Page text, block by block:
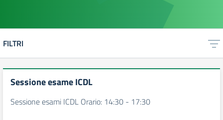
FILTRI
Sessione esame ICDL
Sessione esami ICDL Orario: 14:30 - 17:30